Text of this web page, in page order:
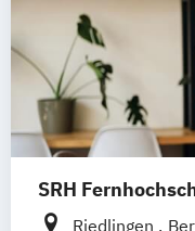
SRH
Riedlingen